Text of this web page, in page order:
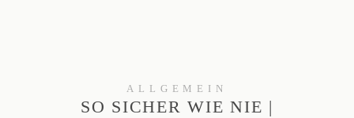
ALLGEMEIN
SO SICHER WIE NIE |